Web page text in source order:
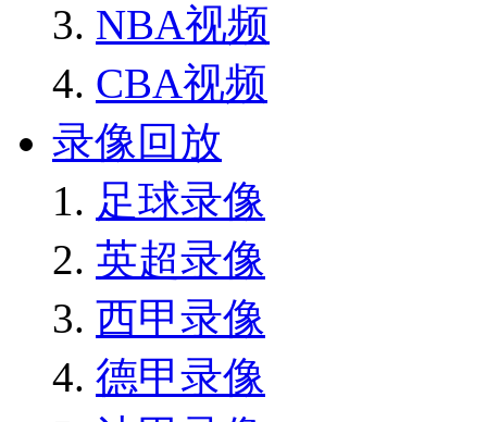
NBA视频
CBA视频
录像回放
足球录像
英超录像
西甲录像
德甲录像